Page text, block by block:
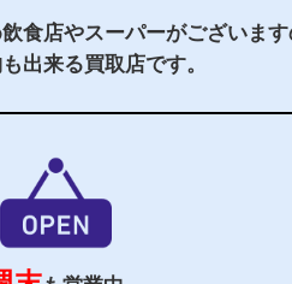
大吉！初めて買取店をご利
来店いただけます。